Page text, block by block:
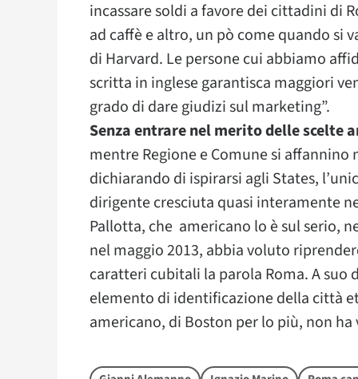
incassare soldi a favore dei cittadini di
ad caffè e altro, un pò come quando si
di Harvard. Le persone cui abbiamo
scritta in inglese garantisca maggiori
grado di dare giudizi sul marketing”.
Senza entrare nel merito delle scelte
mentre Regione e Comune si
dichiarando di ispirarsi agli States,
dirigente cresciuta quasi interamente
Pallotta, che americano lo è sul serio,
nel maggio 2013, abbia voluto
caratteri cubitali la parola Roma. A
elemento di identificazione della città
americano, di Boston per lo più, non ha